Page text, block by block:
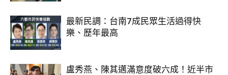
最新民調：台南7成民眾生活過得快
樂、歷年最高
盧秀燕、陳其邁滿意度破六成！近半市